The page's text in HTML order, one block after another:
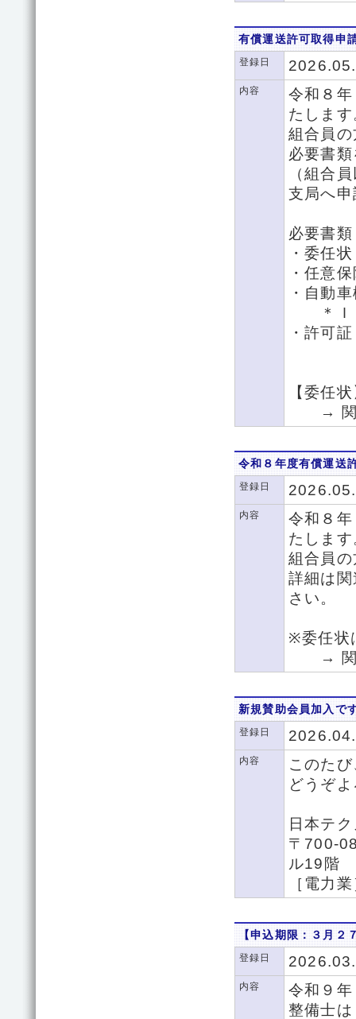
有償運送許可取得申
登録日
内容
令和８
たします
組合員
必要書
（組合
支局へ
必要書類
・委任状
・任意
・自動
＊ＩＣ
・許可
【委任
→ 関
令和８年度有償運送
登録日
内容
令和８
たします
組合員
詳細は
さい。
※委任状
→ 関
新規賛助会員加入で
登録日
内容
このた
どうぞ
日本テ
〒700-
ル19階
［電力
【申込期限：３月２
登録日
内容
令和９
整備士